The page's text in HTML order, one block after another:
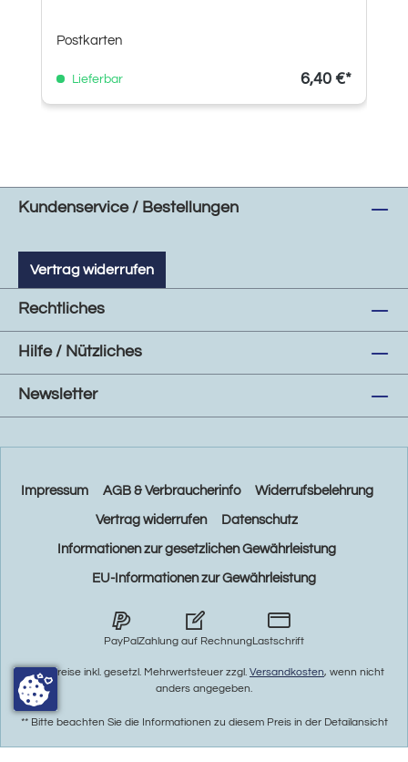
Postkarten
Lieferbar 6,40 €*
Kundenservice / Bestellungen
Vertrag widerrufen
Rechtliches
Hilfe / Nützliches
Newsletter
Impressum AGB & Verbraucherinfo Widerrufsbelehrung
Vertrag widerrufen Datenschutz
Informationen zur gesetzlichen Gewährleistung
EU-Informationen zur Gewährleistung
PayPalZahlung auf RechnungLastschrift
* Alle Preise inkl. gesetzl. Mehrwertsteuer zzgl. Versandkosten, wenn nicht
anders angegeben.
** Bitte beachten Sie die Informationen zu diesem Preis in der Detailansicht